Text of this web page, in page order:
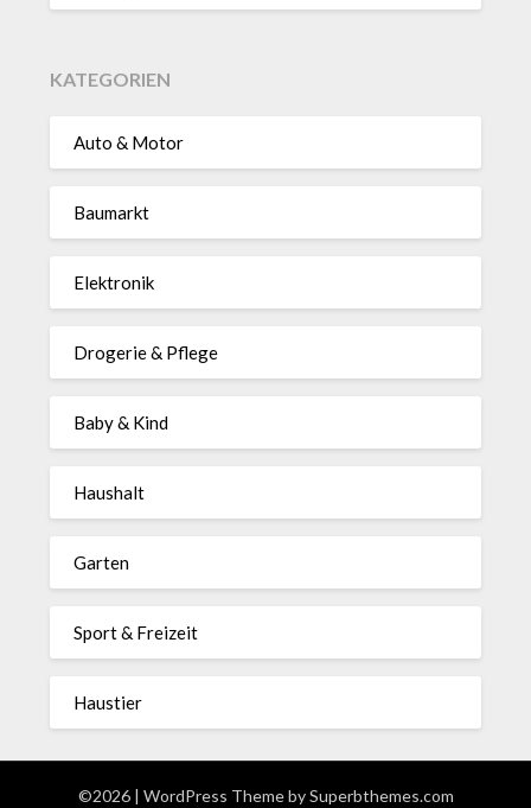
KATEGORIEN
Auto & Motor
Baumarkt
Elektronik
Drogerie & Pflege
Baby & Kind
Haushalt
Garten
Sport & Freizeit
Haustier
©2026 | WordPress Theme bySuperbthemes.com